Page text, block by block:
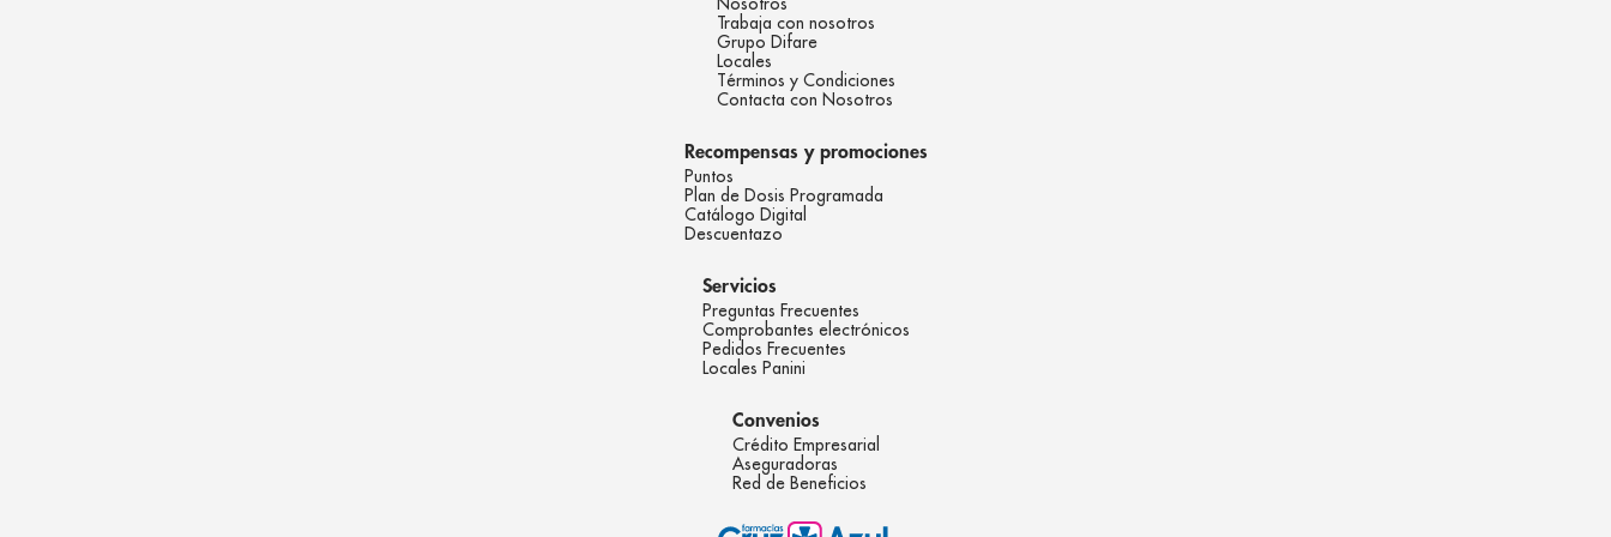
Trabaja con nosotros
Grupo Difare
Locales
Términos y Condiciones
Contacta con Nosotros
Recompensas y promociones
Puntos
Plan de Dosis Programada
Catálogo Digital
Descuentazo
Servicios
Preguntas Frecuentes
Comprobantes electrónicos
Pedidos Frecuentes
Locales Panini
Convenios
Crédito Empresarial
Aseguradoras
Red de Beneficios